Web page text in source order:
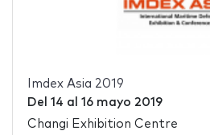
Imdex Asia 2019
Del 14 al 16 mayo 2019
Changi Exhibition Centre